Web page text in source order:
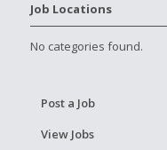
Job Locations
No categories found.
Post a Job
View Jobs